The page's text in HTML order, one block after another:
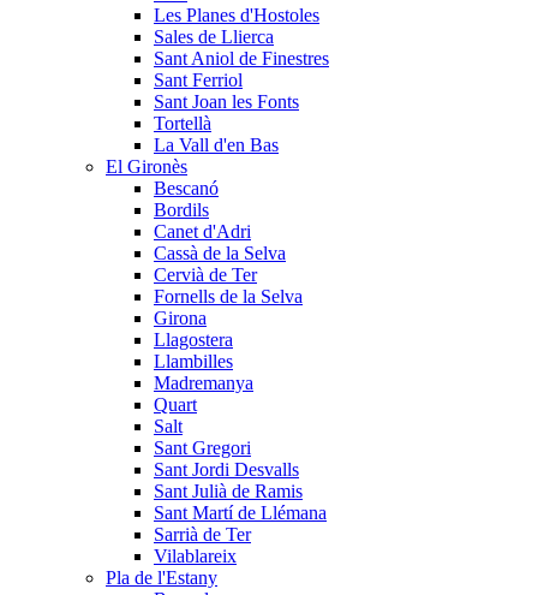
Les Planes d'Hostoles
Sales de Llierca
Sant Aniol de Finestres
Sant Ferriol
Sant Joan les Fonts
Tortellà
La Vall d'en Bas
El Gironès
Bescanó
Bordils
Canet d'Adri
Cassà de la Selva
Cervià de Ter
Fornells de la Selva
Girona
Llagostera
Llambilles
Madremanya
Quart
Salt
Sant Gregori
Sant Jordi Desvalls
Sant Julià de Ramis
Sant Martí de Llémana
Sarrià de Ter
Vilablareix
Pla de l'Estany